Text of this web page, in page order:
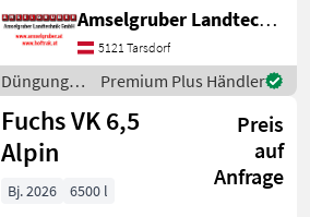
und Langlebigkeit
unschlagbar! (Stärkste
Materialstärken + Beste
Materialen und Beste
Kompone
Amselgruber Landtechnik GmbH
5121 Tarsdorf
Düngung
und
Beregnung
/ Fuchs
Premium Plus Händler
Fuchs VK 6,5
Alpin
Preis
auf
Anfrage
Bj. 2026
6500 l